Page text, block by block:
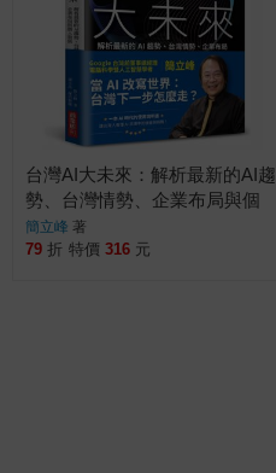
台灣AI大未來：解析最新的AI趨
勢、台灣情勢、企業布局與個
人發展
簡立峰 著
79 折 特價 316 元